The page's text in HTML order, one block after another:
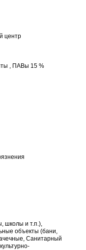
центр
, ПАВы 15 %
школы и т.п.),
объекты (бани,
Санитарный